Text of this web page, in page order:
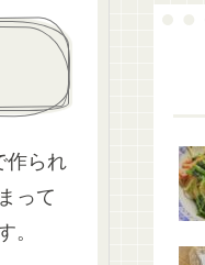
作られ
って
。